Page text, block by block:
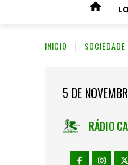
INICIO SOCIEDADE
5 DE
RÁDIO